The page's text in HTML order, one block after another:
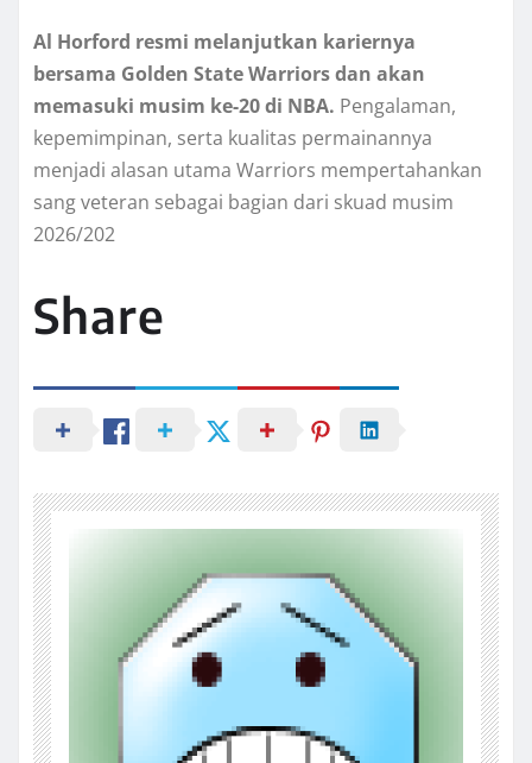
Al Horford resmi melanjutkan kariernya
bersama Golden State Warriors dan akan
memasuki musim ke-20 di NBA. Pengalaman,
kepemimpinan, serta kualitas permainannya
menjadi alasan utama Warriors mempertahankan
sang veteran sebagai bagian dari skuad musim
2026/202
Share